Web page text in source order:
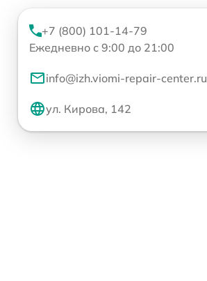
+7 (800) 101-14-79
Ежедневно с 9:00 до 21:00
info@izh.viomi-repair-center.ru
ул. Кирова, 142